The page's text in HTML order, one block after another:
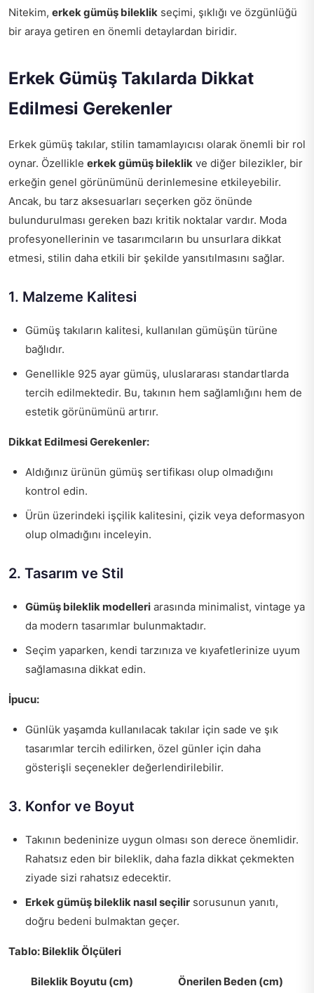
Nitekim, erkek gümüş bileklik seçimi, şıklığı ve özgünlüğü
bir araya getiren en önemli detaylardan biridir.
Erkek Gümüş Takılarda Dikkat
Edilmesi Gerekenler
Erkek gümüş takılar, stilin tamamlayıcısı olarak önemli bir rol
oynar. Özellikle erkek gümüş bileklik ve diğer bilezikler, bir
erkeğin genel görünümünü derinlemesine etkileyebilir.
Ancak, bu tarz aksesuarları seçerken göz önünde
bulundurulması gereken bazı kritik noktalar vardır. Moda
profesyonellerinin ve tasarımcıların bu unsurlara dikkat
etmesi, stilin daha etkili bir şekilde yansıtılmasını sağlar.
1. Malzeme Kalitesi
Gümüş takıların kalitesi, kullanılan gümüşün türüne
bağlıdır.
Genellikle 925 ayar gümüş, uluslararası standartlarda
tercih edilmektedir. Bu, takının hem sağlamlığını hem de
estetik görünümünü artırır.
Dikkat Edilmesi Gerekenler:
Aldığınız ürünün gümüş sertifikası olup olmadığını
kontrol edin.
Ürün üzerindeki işçilik kalitesini, çizik veya deformasyon
olup olmadığını inceleyin.
2. Tasarım ve Stil
Gümüş bileklik modelleri arasında minimalist, vintage ya
da modern tasarımlar bulunmaktadır.
Seçim yaparken, kendi tarzınıza ve kıyafetlerinize uyum
sağlamasına dikkat edin.
İpucu:
Günlük yaşamda kullanılacak takılar için sade ve şık
tasarımlar tercih edilirken, özel günler için daha
gösterişli seçenekler değerlendirilebilir.
3. Konfor ve Boyut
Takının bedeninize uygun olması son derece önemlidir.
Rahatsız eden bir bileklik, daha fazla dikkat çekmekten
ziyade sizi rahatsız edecektir.
Erkek gümüş bileklik nasıl seçilir sorusunun yanıtı,
doğru bedeni bulmaktan geçer.
Tablo: Bileklik Ölçüleri
Bileklik Boyutu (cm)
Önerilen Beden (cm)